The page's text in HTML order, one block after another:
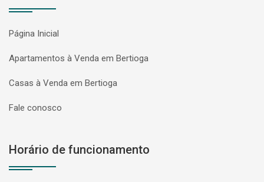
Página Inicial
Apartamentos à Venda em Bertioga
Casas à Venda em Bertioga
Fale conosco
Horário de funcionamento